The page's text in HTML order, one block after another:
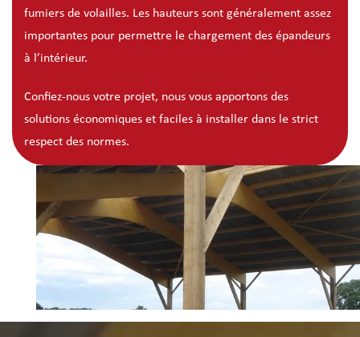
fumiers de volailles. Les hauteurs sont généralement assez
importantes pour permettre le chargement des épandeurs
à l’intérieur.
Confiez-nous votre projet, nous vous apportons des
solutions économiques et faciles à installer dans le strict
respect des normes.